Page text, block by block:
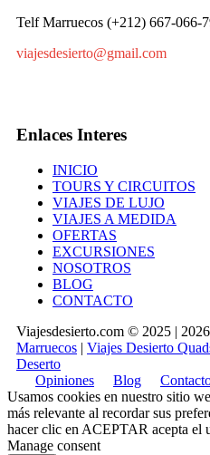
Telf Marruecos (+212) 667-066-
viajesdesierto@gmail.com
Enlaces Interes
INICIO
TOURS Y CIRCUITOS
VIAJES DE LUJO
VIAJES A MEDIDA
OFERTAS
EXCURSIONES
NOSOTROS
BLOG
CONTACTO
Viajesdesierto.com © 2025 |
Marruecos | Viajes Desierto
Deserto
Opiniones
Blog
Usamos cookies en nuestro sitio
más relevante al recordar sus
hacer clic en ACEPTAR acepta el
Manage consent